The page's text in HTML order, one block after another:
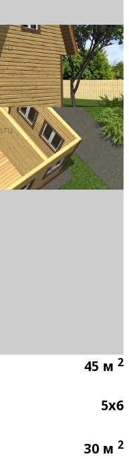
45 м 2
5х6
30 м 2